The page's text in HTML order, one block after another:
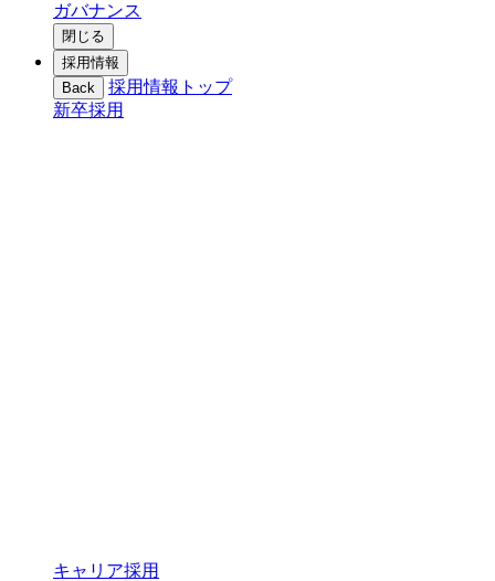
ガバナンス
閉じる
採用情報
Back
採用情報トップ
新卒採用
キャリア採用